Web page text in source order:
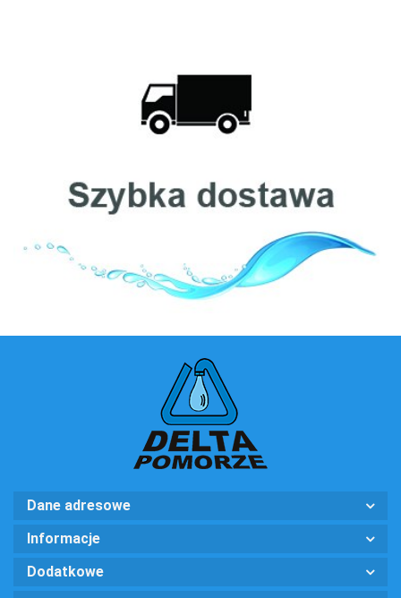
Clack
Ecosoft
Dane adresowe
Informacje
Dodatkowe